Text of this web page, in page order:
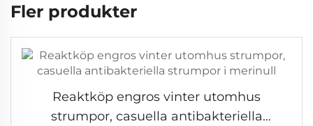
Fler produkter
Reaktköp engros vinter utomhus
strumpor, casuella antibakteriella